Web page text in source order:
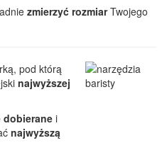
zmierzyć rozmiarTwojego
pod którą
najwyższej
dobierane i
najwyższą